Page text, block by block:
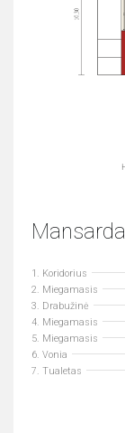
Mansarda
1. Koridorius
2. Miegamasis
3. Drabužinė
4. Miegamasis
5. Miegamasis
6. Vonia
7. Tualetas